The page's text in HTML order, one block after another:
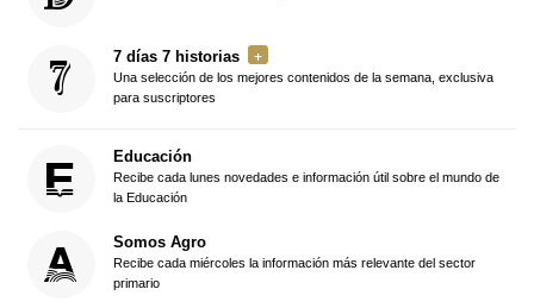
7 días 7 historias
Una selección de los mejores contenidos de la semana, exclusiva
para suscriptores
Educación
Recibe cada lunes novedades e información útil sobre el mundo de
la Educación
Somos Agro
Recibe cada miércoles la información más relevante del sector
primario